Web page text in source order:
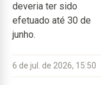
deveria ter sido
efetuado até 30 de
junho.
6 de jul. de 2026, 15:50